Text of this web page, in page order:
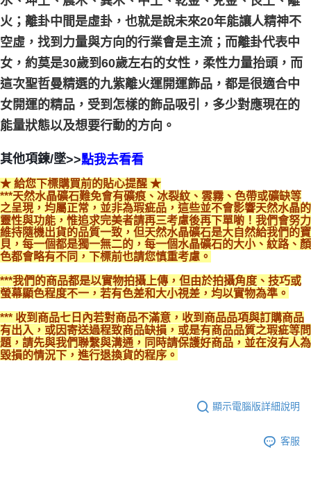
火；離卦中間是虛卦，也就是說未來20年能讓人精神不
空虛，找到力量與方向的行業會是主流；而離卦代表中
女，約莫是30歲到60歲左右的女性，柔性力量抬頭，而
這次聖哲曼精選的九紫離火運開運飾品，都是很適合中
女開運的精品，受到怎樣的飾品吸引，多少對應現在的
能量狀態以及想要行動的方向。
其他項鍊/墜>>點我去看看
★ 給您下標購買前的貼心提醒 ★
***天然水晶礦石難免會有礦痕、冰裂紋、雲霧、色帶或礦缺等
之呈現，均屬正常，並非為瑕疵品，這些並不會影響天然水晶的
靈性與功能，惟追求完美者請再三考慮後再下單喲！我們會努力
維持隨機出貨的品質一致，但天然水晶礦石是大自然給我們的寶
貝，每一個都是獨一無二的，每一個水晶礦石的大小、紋路、顏
色都會略有不同，下標前也請您慎重考慮。
***我們的商品都是以實物拍攝上傳，但由於拍攝角度、技巧或
螢幕顯色程度不一，若有色差和大小視差，均以實物為準。
*** 收到商品七日內若對商品不滿意，收到商品品項與訂購商品
有出入，或因寄送過程致商品缺損，或是有商品品質之瑕疵等問
題，請先與我們聯繫與溝通，同時請保護好商品，並在沒有人為
毀損的情況下，進行退換貨的程序。
顯示電腦版詳細說明
客服